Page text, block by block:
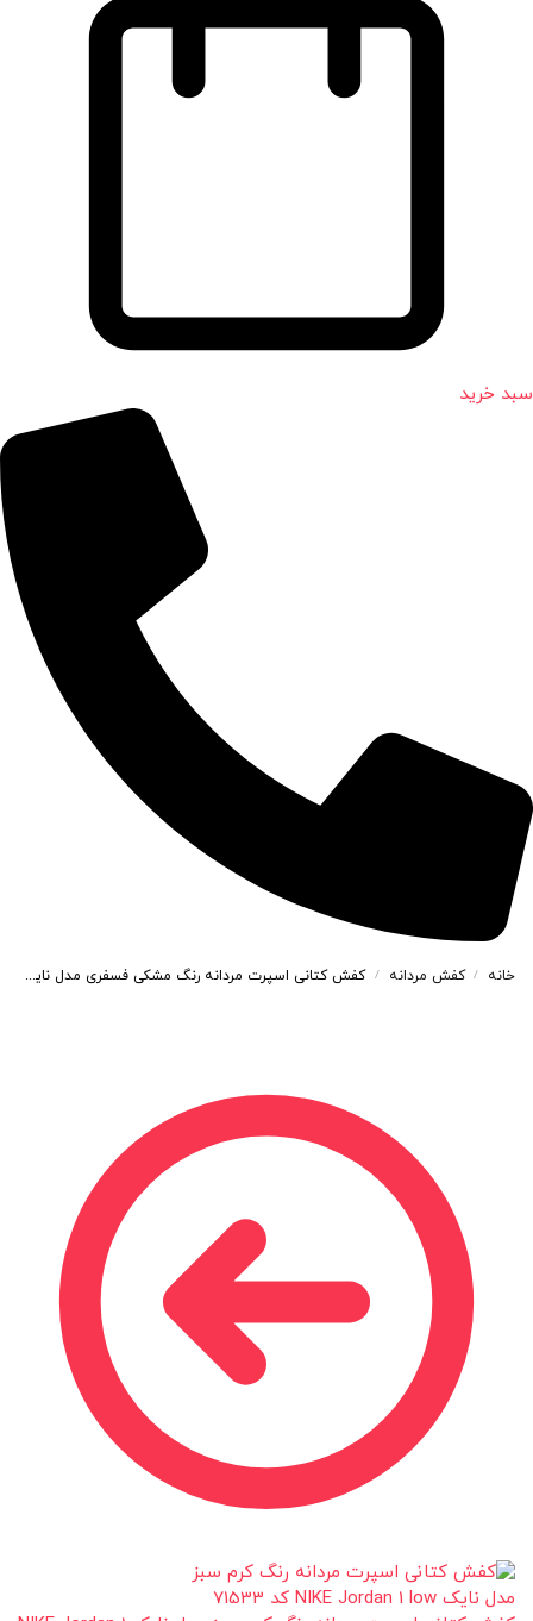
سبد خرید
خانه / کفش مردانه / کفش کتانی اسپرت مردانه رنگ مشکی فسفری مدل نایک NIKE Jordan 1 low کد 71538